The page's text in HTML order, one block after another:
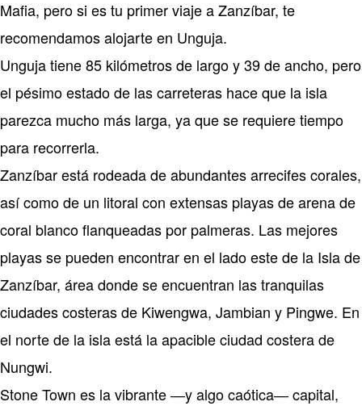
Mafia, pero si es tu primer viaje a Zanzíbar, te
recomendamos alojarte en Unguja.
Unguja tiene 85 kilómetros de largo y 39 de ancho, pero
el pésimo estado de las carreteras hace que la isla
parezca mucho más larga, ya que se requiere tiempo
para recorrerla.
Zanzíbar está rodeada de abundantes arrecifes corales,
así como de un litoral con extensas playas de arena de
coral blanco flanqueadas por palmeras. Las mejores
playas se pueden encontrar en el lado este de la Isla de
Zanzíbar, área donde se encuentran las tranquilas
ciudades costeras de Kiwengwa, Jambian y Pingwe. En
el norte de la isla está la apacible ciudad costera de
Nungwi.
Stone Town es la vibrante ―y algo caótica― capital,